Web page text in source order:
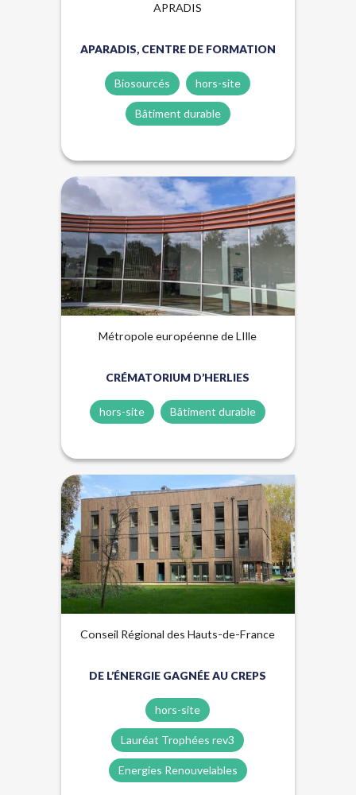
APRADIS
APARADIS, CENTRE DE FORMATION
Biosourcés hors-site
Bâtiment durable
Biosourcés Hors-site
Métropole européenne de LIlle
CRÉMATORIUM D’HERLIES
hors-site Bâtiment durable
Énergies renouvelables Hors-site
Lauréat Trophées Rev3 Qualité de l'air
Conseil Régional des Hauts-de-France
DE L’ÉNERGIE GAGNÉE AU CREPS
hors-site
Lauréat Trophées rev3
Energies Renouvelables